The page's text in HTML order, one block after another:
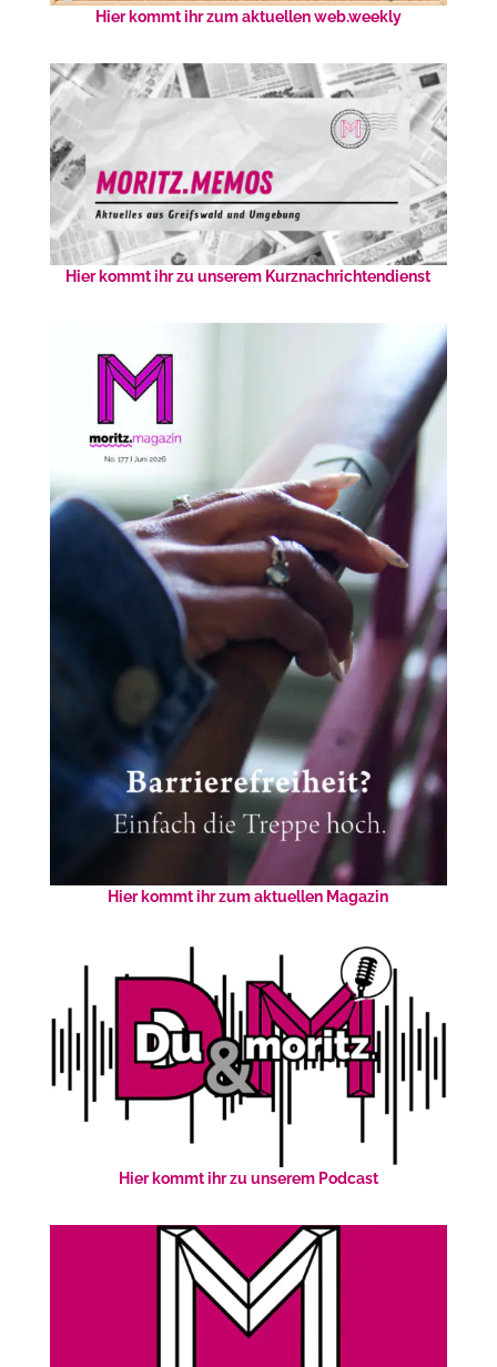
Hier kommt ihr zum aktuellen web.weekly
Hier kommt ihr zu unserem Kurznachrichtendienst
Hier kommt ihr zum aktuellen Magazin
Hier kommt ihr zu unserem Podcast